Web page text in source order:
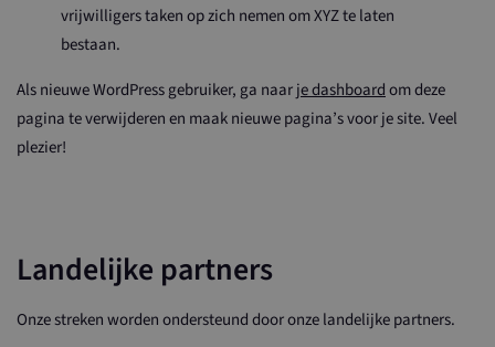
vrijwilligers taken op zich nemen om XYZ te laten
bestaan.
Als nieuwe WordPress gebruiker, ga naarje dashboardom deze
pagina te verwijderen en maak nieuwe pagina’s voor je site. Veel
plezier!
Landelijke partners
Onze streken worden ondersteund door onze landelijke partners.